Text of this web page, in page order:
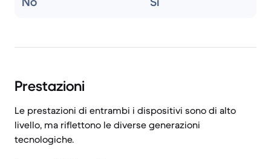
Prestazioni
Le prestazioni di entrambi i dispositivi sono di alto
livello, ma riflettono le diverse generazioni
tecnologiche.